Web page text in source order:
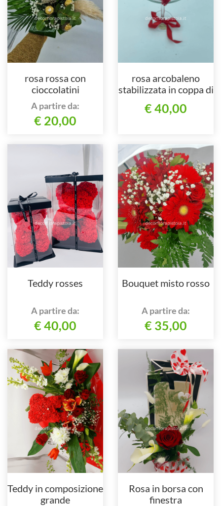
rosa rossa con
cioccolatini
A partire da:
€ 20,00
rosa arcobaleno
stabilizzata in coppa di
€ 40,00
Teddy rosses
A partire da:
€ 40,00
Bouquet misto rosso
A partire da:
€ 35,00
Teddy in composizione
grande
Rosa in borsa con
finestra